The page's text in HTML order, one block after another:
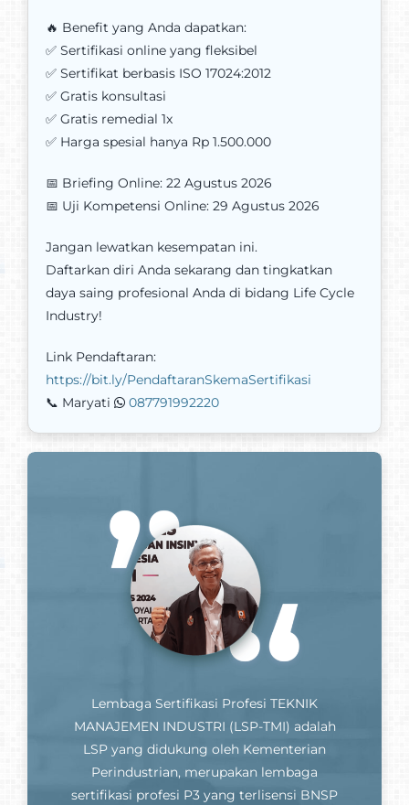
🔥 Benefit yang Anda dapatkan:
✅ Sertifikasi online yang fleksibel
✅ Sertifikat berbasis ISO 17024:2012
✅ Gratis konsultasi
✅ Gratis remedial 1x
✅ Harga spesial hanya Rp 1.500.000
📅 Briefing Online: 22 Agustus 2026
📅 Uji Kompetensi Online: 29 Agustus 2026
Jangan lewatkan kesempatan ini.
Daftarkan diri Anda sekarang dan tingkatkan
daya saing profesional Anda di bidang Life Cycle
Industry!
Link Pendaftaran:
https://bit.ly/PendaftaranSkemaSertifikasi
📞 Maryati
087791992220
Lembaga Sertifikasi Profesi TEKNIK
MANAJEMEN INDUSTRI (LSP-TMI) adalah
LSP yang didukung oleh Kementerian
Perindustrian, merupakan lembaga
sertifikasi profesi P3 yang terlisensi BNSP